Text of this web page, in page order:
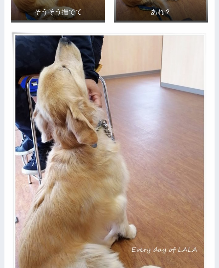
そうそう撫でて あれ？